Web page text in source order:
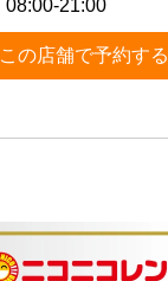
08:00-21:00
この店舗で予約する